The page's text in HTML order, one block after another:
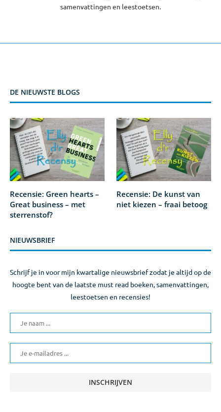
samenvattingen en leestoetsen.
DE NIEUWSTE BLOGS
Recensie: Green hearts –
Great business – met
sterrenstof?
Recensie: De kunst van
niet kiezen – fraai betoog
NIEUWSBRIEF
Schrijf je in voor mijn kwartalige nieuwsbrief zodat je altijd op de
hoogte bent van de laatste must read boeken, samenvattingen,
leestoetsen en recensies!